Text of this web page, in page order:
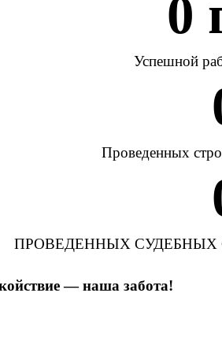
0
Успешной
Проведенных
ПРОВЕДЕННЫХ СУДЕБНЫХ
— наша забота!